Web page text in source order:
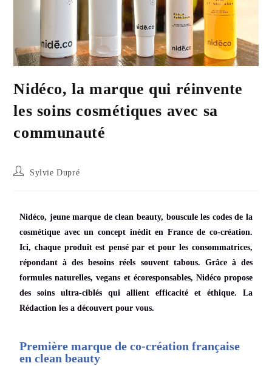
Nidéco, la marque qui réinvente
les soins cosmétiques avec sa
communauté
Sylvie Dupré
Nidéco, jeune marque de clean beauty, bouscule les codes de la
cosmétique avec un concept inédit en France de co-création.
Ici, chaque produit est pensé par et pour les consommatrices,
répondant à des besoins réels souvent tabous. Grâce à des
formules naturelles, vegans et écoresponsables, Nidéco propose
des soins ultra-ciblés qui allient efficacité et éthique. La
Rédaction les a découvert pour vous.
Première marque de co-création française
en clean beauty